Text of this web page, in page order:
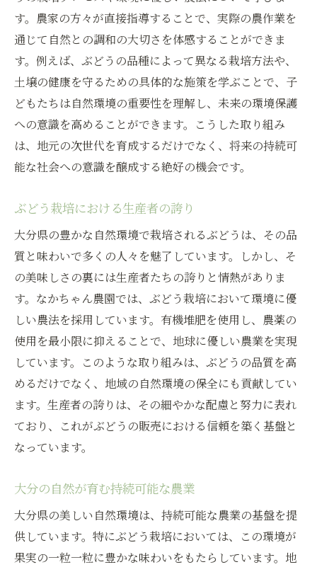
す。農家の方々が直接指導することで、実際の農作業を
通じて自然との調和の大切さを体感することができま
す。例えば、ぶどうの品種によって異なる栽培方法や、
土壌の健康を守るための具体的な施策を学ぶことで、子
どもたちは自然環境の重要性を理解し、未来の環境保護
への意識を高めることができます。こうした取り組み
は、地元の次世代を育成するだけでなく、将来の持続可
能な社会への意識を醸成する絶好の機会です。
ぶどう栽培における生産者の誇り
大分県の豊かな自然環境で栽培されるぶどうは、その品
質と味わいで多くの人々を魅了しています。しかし、そ
の美味しさの裏には生産者たちの誇りと情熱がありま
す。なかちゃん農園では、ぶどう栽培において環境に優
しい農法を採用しています。有機堆肥を使用し、農薬の
使用を最小限に抑えることで、地球に優しい農業を実現
しています。このような取り組みは、ぶどうの品質を高
めるだけでなく、地域の自然環境の保全にも貢献してい
ます。生産者の誇りは、その細やかな配慮と努力に表れ
ており、これがぶどうの販売における信頼を築く基盤と
なっています。
大分の自然が育む持続可能な農業
大分県の美しい自然環境は、持続可能な農業の基盤を提
供しています。特にぶどう栽培においては、この環境が
果実の一粒一粒に豊かな味わいをもたらしています。地